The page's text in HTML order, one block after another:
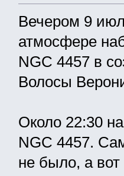
Вечером 9
атмосфере
NGC 4457 в
Волосы
Около 22:30
NGC 4457.
не было, а